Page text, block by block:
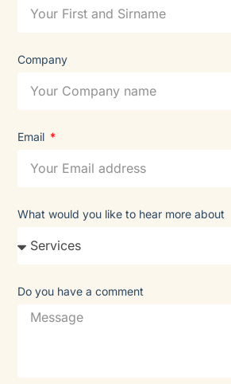
Company
Email
What would you like to hear more about
Do you have a comment